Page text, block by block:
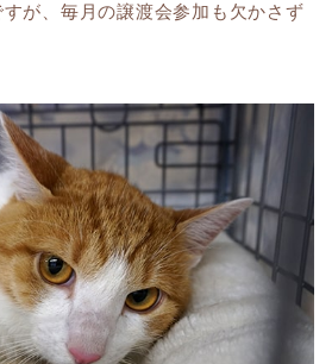
が、毎月の譲渡会参加も欠かさず